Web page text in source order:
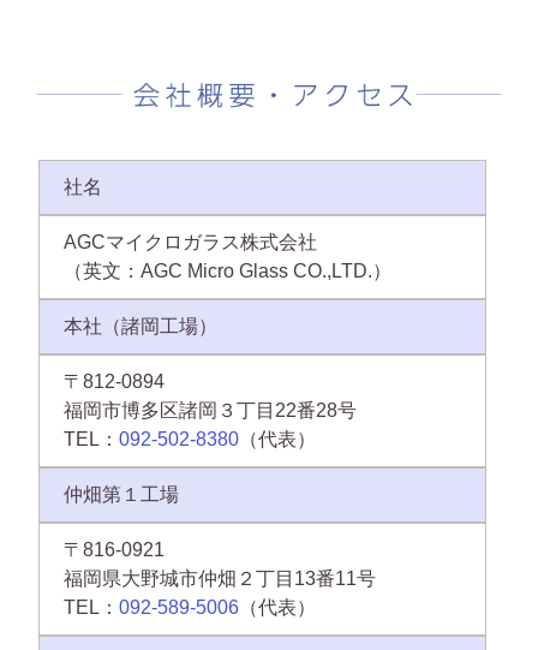
社名
AGCマイクロガラス株式会社
（英文：AGC Micro Glass CO.,LTD.）
本社（諸岡工場）
〒812-0894
福岡市博多区諸岡３丁目22番28号
TEL： 092-502-8380（代表）
仲畑第１工場
〒816-0921
福岡県大野城市仲畑２丁目13番11号
TEL： 092-589-5006（代表）